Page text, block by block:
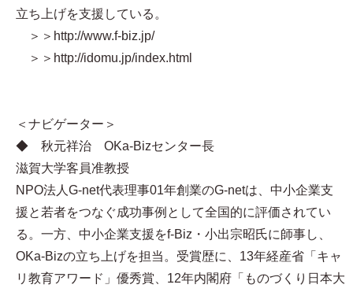
立ち上げを支援している。
＞＞http://www.f-biz.jp/
＞＞http://idomu.jp/index.html
＜ナビゲーター＞
◆ 秋元祥治 OKa-Bizセンター長
滋賀大学客員准教授
NPO法人G-net代表理事 01年創業のG-netは、中小企業支
援と若者をつなぐ成功事例として全国的に評価されてい
る。一方、中小企業支援をf-Biz・小出宗昭氏に師事し、
OKa-Bizの立ち上げを担当。受賞歴に、13年経産省「キャ
リ教育アワード」優秀賞、12年内閣府「ものづくり日本大